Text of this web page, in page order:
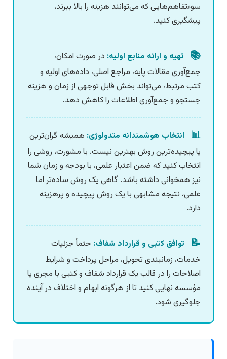
سوءتفاهم‌هایی که می‌توانند هزینه را بالا ببرند،
پیشگیری کنید.
📚 تهیه و ارائه منابع اولیه: در صورت امکان،
جمع‌آوری مقالات پایه، مراجع اصلی، داده‌های اولیه و
کتب مرتبط، می‌تواند بخش قابل توجهی از زمان و هزینه
جستجو و جمع‌آوری اطلاعات را کاهش دهد.
📊 انتخاب هوشمندانه متدولوژی: همیشه گران‌ترین
یا پیچیده‌ترین روش بهترین نیست. با مشورت، روشی را
انتخاب کنید که ضمن اعتبار علمی، با بودجه و زمان شما
نیز همخوانی داشته باشد. گاهی یک روش ساده‌تر اما
علمی، نتیجه مشابهی با یک روش پیچیده و پرهزینه
دارد.
📝 توافق کتبی و قرارداد شفاف: حتماً جزئیات
خدمات، زمانبندی تحویل، مراحل پرداخت و شرایط
اصلاحات را در قالب یک قرارداد شفاف و کتبی با مجری یا
مؤسسه نهایی کنید تا از هرگونه ابهام و اختلاف در آینده
جلوگیری شود.